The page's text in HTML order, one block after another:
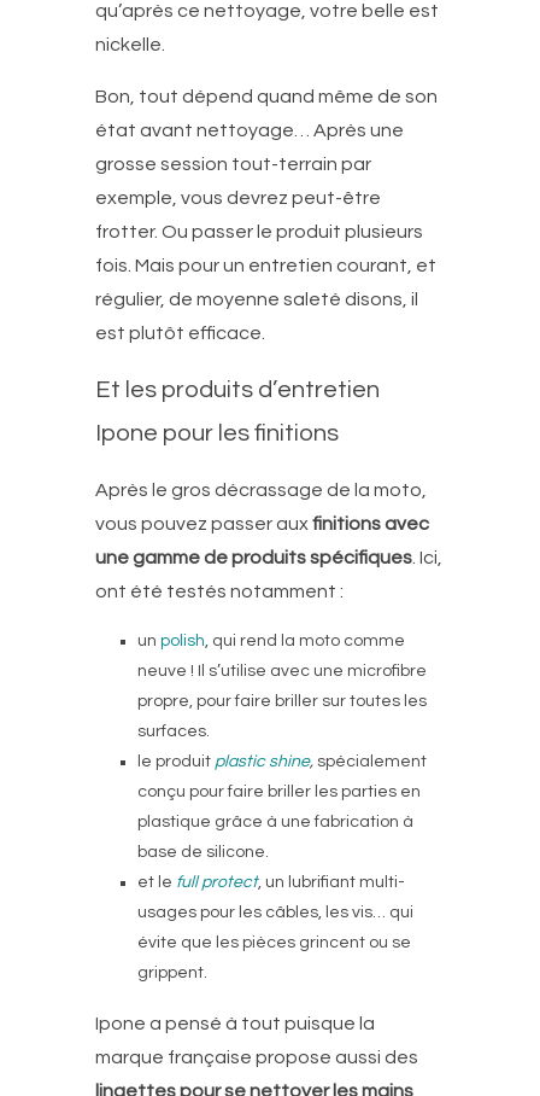
qu’après ce nettoyage, votre belle est
nickelle.
Bon, tout dépend quand même de son
état avant nettoyage… Après une
grosse session tout-terrain par
exemple, vous devrez peut-être
frotter. Ou passer le produit plusieurs
fois. Mais pour un entretien courant, et
régulier, de moyenne saleté disons, il
est plutôt efficace.
Et les produits d’entretien
Ipone pour les finitions
Après le gros décrassage de la moto,
vous pouvez passer auxfinitions avec
une gamme de produits spécifiques. Ici,
ont été testés notamment :
un polish, qui rend la moto comme
neuve ! Il s’utilise avec une microfibre
propre, pour faire briller sur toutes les
surfaces.
le produit plastic shine, spécialement
conçu pour faire briller les parties en
plastique grâce à une fabrication à
base de silicone.
et le full protect, un lubrifiant multi-
usages pour les câbles, les vis… qui
évite que les pièces grincent ou se
grippent.
Ipone a pensé à tout puisque la
marque française propose aussi des
lingettes pour se nettoyer les mains